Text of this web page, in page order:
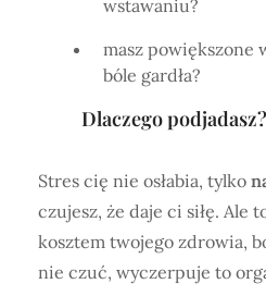
wstawaniu?
masz powiększone
bóle gardła?
Dlaczego podjadasz?
Stres cię nie osłabia, tylko
czujesz, że daje ci siłę. Ale
kosztem twojego zdrowia,
nie czuć, wyczerpuje to